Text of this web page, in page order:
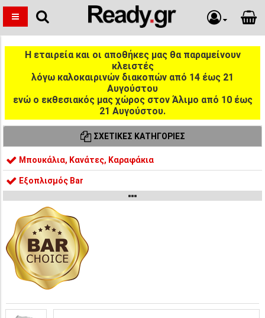
Η εταιρεία και οι αποθήκες μας θα παραμείνουν
κλειστές
λόγω καλοκαιρινών διακοπών από 14 έως 21
Αυγούστου
ενώ ο εκθεσιακός μας χώρος στον Άλιμο από 10 έως
21 Αυγούστου.
ΣΧΕΤΙΚΈΣ ΚΑΤΗΓΟΡΊΕΣ
Μπουκάλια, Κανάτες, Καραφάκια
Εξοπλισμός Bar